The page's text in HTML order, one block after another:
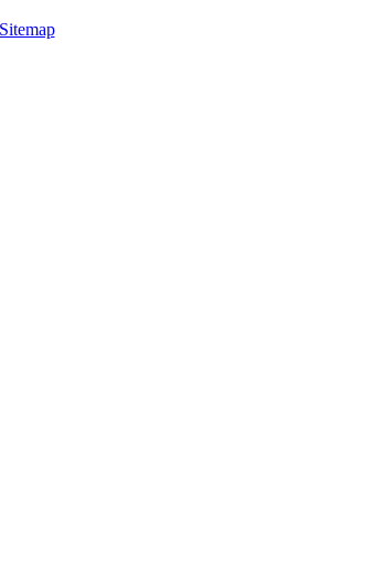
Sitemap